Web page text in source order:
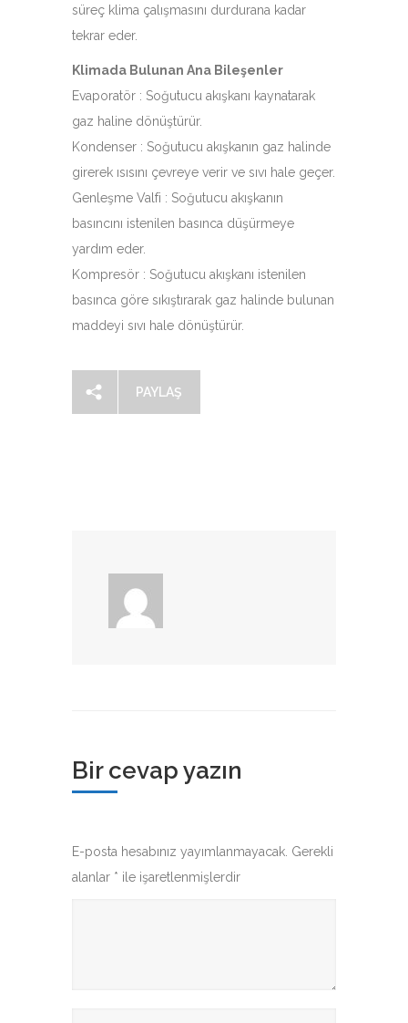
süreç klima çalışmasını durdurana kadar
tekrar eder.
Klimada Bulunan Ana Bileşenler
Evaporatör : Soğutucu akışkanı kaynatarak
gaz haline dönüştürür.
Kondenser : Soğutucu akışkanın gaz halinde
girerek ısısını çevreye verir ve sıvı hale geçer.
Genleşme Valfi : Soğutucu akışkanın
basıncını istenilen basınca düşürmeye
yardım eder.
Kompresör : Soğutucu akışkanı istenilen
basınca göre sıkıştırarak gaz halinde bulunan
maddeyi sıvı hale dönüştürür.
PAYLAŞ
Bir cevap yazın
E-posta hesabınız yayımlanmayacak. Gerekli
alanlar * ile işaretlenmişlerdir